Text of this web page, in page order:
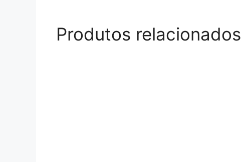
Produtos relacionados